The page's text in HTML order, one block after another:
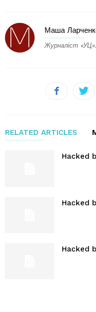
Маша
Журналіст «УЦ».
RELATED ARTICLES
Hacked
Hacked
Hacked